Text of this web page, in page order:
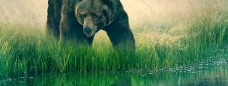
男裝 情趣用品
日本購物 電子/紙本書
HOT